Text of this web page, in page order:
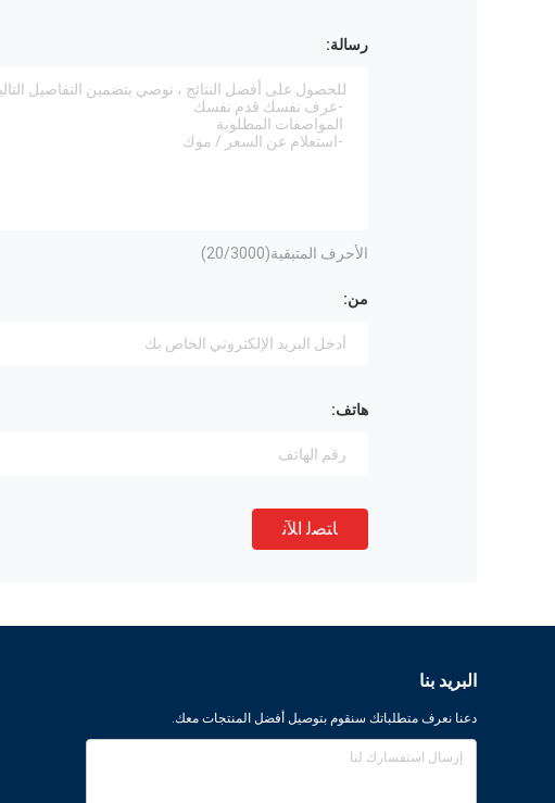
رسالة:
الأحرف المتبقية( 20/3000)
من:
هاتف:
ﺎﺘﺼﻟ ﺍﻶﻧ
البريد بنا
دعنا نعرف متطلباتك سنقوم بتوصيل أفضل المنتجات معك.